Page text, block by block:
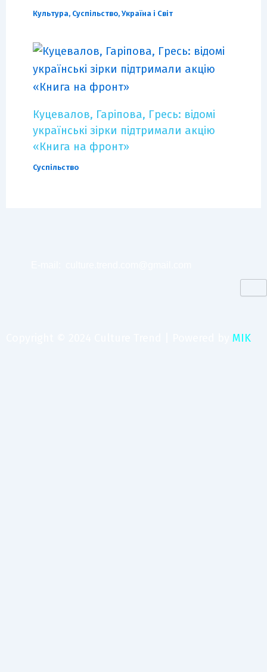
Культура, Суспільство,Україна і Світ
Куцевалов, Гаріпова, Гресь: відомі
українські зірки підтримали акцію
«Книга на фронт»
Суспільство
MIK